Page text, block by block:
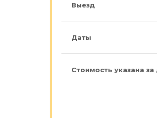
Выезд
Даты
Стоимость указана